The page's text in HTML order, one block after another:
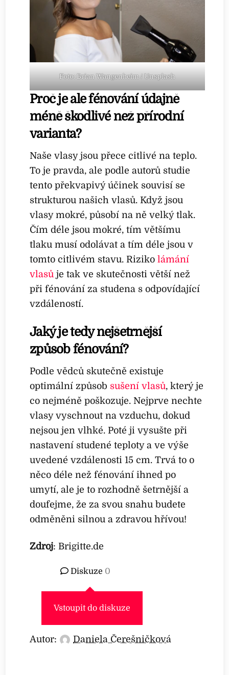
Foto: Brian Wangenheim / Unsplash
Proč je ale fénování údajně
méně škodlivé než přírodní
varianta?
Naše vlasy jsou přece citlivé na teplo.
To je pravda, ale podle autorů studie
tento překvapivý účinek souvisí se
strukturou našich vlasů. Když jsou
vlasy mokré, působí na ně velký tlak.
Čím déle jsou mokré, tím většímu
tlaku musí odolávat a tím déle jsou v
tomto citlivém stavu. Rizikolámání
vlasů je tak ve skutečnosti větší než
při fénování za studena s odpovídající
vzdáleností.
Jaký je tedy nejšetrnější
způsob fénování?
Podle vědců skutečně existuje
optimální způsobsušení vlasů, který je
co nejméně poškozuje. Nejprve nechte
vlasy vyschnout na vzduchu, dokud
nejsou jen vlhké. Poté ji vysušte při
nastavení studené teploty a ve výše
uvedené vzdálenosti 15 cm. Trvá to o
něco déle než fénování ihned po
umytí, ale je to rozhodně šetrnější a
doufejme, že za svou snahu budete
odměněni silnou a zdravou hřívou!
Zdroj: Brigitte.de
Diskuze 0
Vstoupit do diskuze
Autor: Daniela Čerešničková